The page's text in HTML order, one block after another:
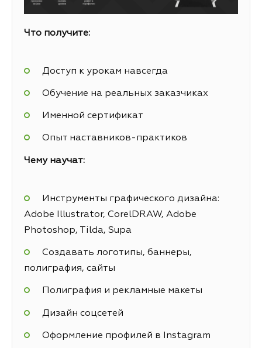
Что получите:
Доступ к урокам навсегда
Обучение на реальных заказчиках
Именной сертификат
Опыт наставников-практиков
Чему научат:
Инструменты графического дизайна:
Adobe Illustrator, CorelDRAW, Adobe
Photoshop, Tilda, Supa
Создавать логотипы, баннеры,
полиграфия, сайты
Полиграфия и рекламные макеты
Дизайн соцсетей
Оформление профилей в Instagram